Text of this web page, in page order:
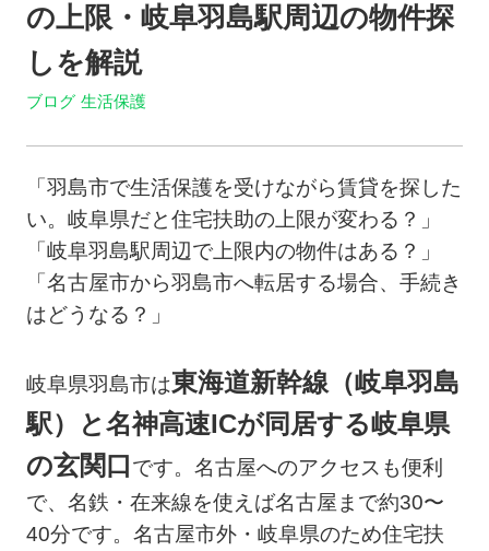
の上限・岐阜羽島駅周辺の物件探
しを解説
ブログ 生活保護
「羽島市で生活保護を受けながら賃貸を探した
い。岐阜県だと住宅扶助の上限が変わる？」
「岐阜羽島駅周辺で上限内の物件はある？」
「名古屋市から羽島市へ転居する場合、手続き
はどうなる？」
岐阜県羽島市は東海道新幹線（岐阜羽島
駅）と名神高速ICが同居する岐阜県
の玄関口です。名古屋へのアクセスも便利
で、名鉄・在来線を使えば名古屋まで約30〜
40分です。名古屋市外・岐阜県のため住宅扶